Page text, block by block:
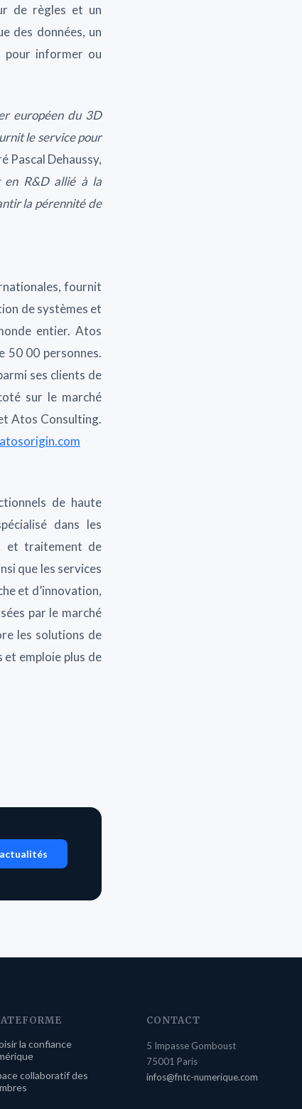
de règles et un
des données, un
pour informer ou
européen du 3D
le service pour
Pascal Dehaussy,
en R&D allié à la
la pérennité de
fournit
de systèmes et
entier. Atos
50 00 personnes.
ses clients de
sur le marché
Atos Consulting.
de haute
dans les
et traitement de
que les services
et d’innovation,
par le marché
les solutions de
emploie plus de
la confiance
collaboratif des
CONTACT
5 Impasse Gomboust
75001 Paris
infos@fntc-numerique.com